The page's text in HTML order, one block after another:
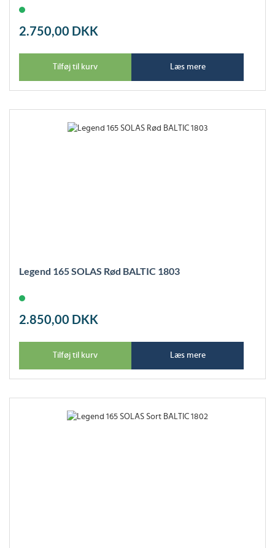
2.750,00 DKK
Tilføj til kurv Læs mere
Legend 165 SOLAS Rød BALTIC 1803
2.850,00 DKK
Tilføj til kurv Læs mere